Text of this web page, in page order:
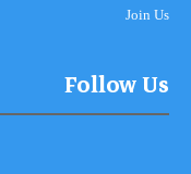
Join Us
Follow Us